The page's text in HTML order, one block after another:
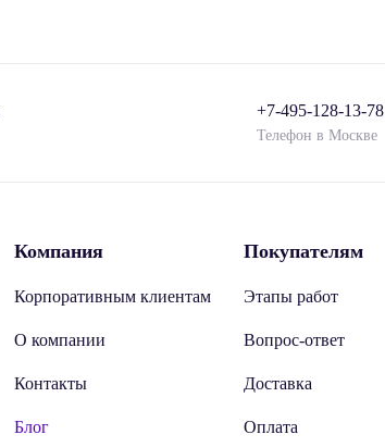
+7-495-128-13-78
Телефон в Москве
Компания
Корпоративным клиентам
О компании
Контакты
Блог
Покупателям
Этапы работ
Вопрос-ответ
Доставка
Оплата